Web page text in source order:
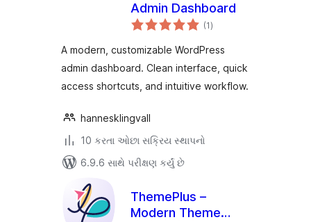
Admin Dashboard
(1કુલ
રેટિંગ્સ
)
A modern, customizable WordPress
admin dashboard. Clean interface, quick
access shortcuts, and intuitive workflow.
hannesklingvall
10 કરતા ઓછા સક્રિય સ્થાપનો
6.9.6 સાથે પરીક્ષણ કર્યું છે
ThemePlus –
Modern Theme